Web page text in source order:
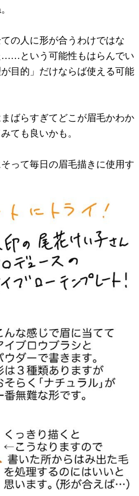
の人に形が合うわけではな
……という可能性もはらんでい
目的」だけならば使える可能
ばらすぎてどこが眉毛かわか
ても良いかも。
って毎日の眉毛描きに使用す